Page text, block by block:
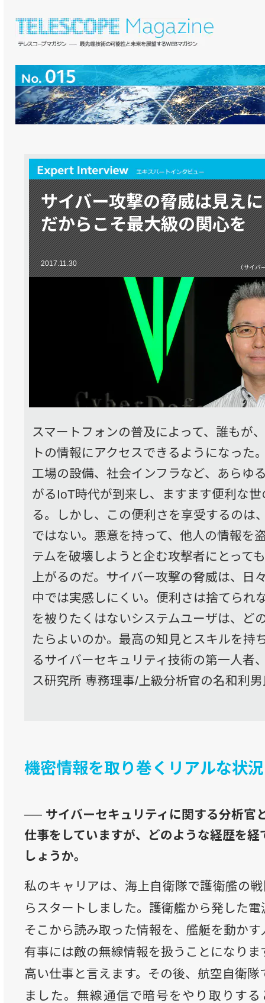
サイバー攻撃の脅威は見え
だからこそ最大級の関心を
2017.11.30 （サイバ
スマートフォンの普及によって、誰もが
トの情報にアクセスできるようになった
工場の設備、社会インフラなど、あらゆ
がるIoT時代が到来し、ますます便利な
る。しかし、この便利さを享受するのは
ではない。悪意を持って、他人の情報を
テムを破壊しようと企む攻撃者にとって
上がるのだ。サイバー攻撃の脅威は、日
中では実感しにくい。便利さは捨てられ
を被りたくはないシステムユーザは、ど
たらよいのか。最高の知見とスキルを持
るサイバーセキュリティ技術の第一人者
ス研究所 専務理事/上級分析官の名和利
機密情報を取り巻くリアルな状
── サイバーセキュリティに関する分析官
仕事をしていますが、どのような経歴を
しょうか。
私のキャリアは、海上自衛隊で護衛艦の戦
らスタートしました。護衛艦から発した
そこから読み取った情報を、艦艇を動か
有事には敵の無線情報を扱うことになり
高い仕事と言えます。その後、航空自衛
ました。無線通信で暗号をやり取りす